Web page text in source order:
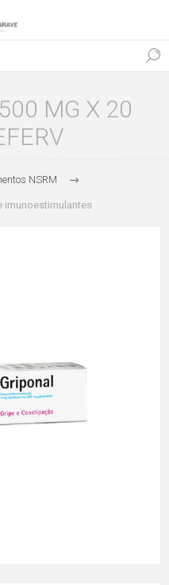
MG X 20
NSRM
imunoestimulantes